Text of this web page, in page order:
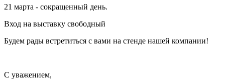
21 марта - сокращенный день.
Вход на выставку свободный
Будем рады встретиться с вами на стенде нашей компании!
С уважением,